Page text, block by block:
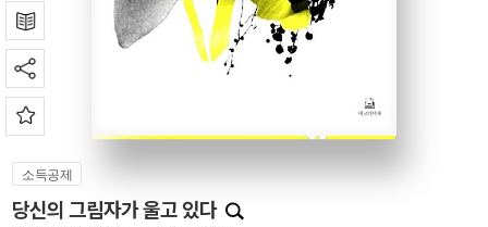
소득공제
당신의 그림자가 울고 있다